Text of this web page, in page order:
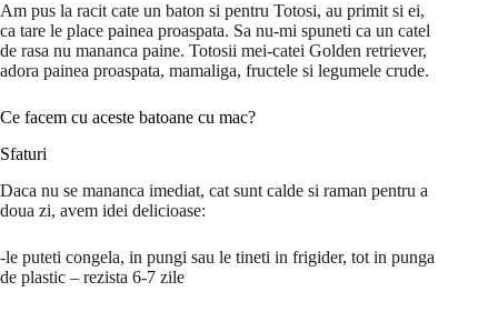
Am pus la racit cate un baton si pentru Totosi, au primit si ei,
ca tare le place painea proaspata. Sa nu-mi spuneti ca un catel
de rasa nu mananca paine. Totosii mei-catei Golden retriever,
adora painea proaspata, mamaliga, fructele si legumele crude.
Ce facem cu aceste batoane cu mac?
Sfaturi
Daca nu se mananca imediat, cat sunt calde si raman pentru a
doua zi, avem idei delicioase:
-le puteti congela, in pungi sau le tineti in frigider, tot in punga
de plastic – rezista 6-7 zile